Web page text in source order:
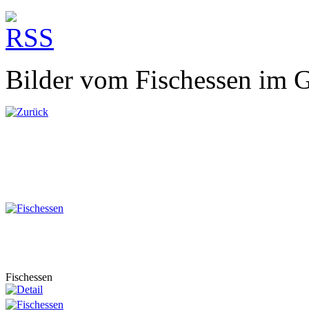
Bilder vom Fischessen im
Fischessen